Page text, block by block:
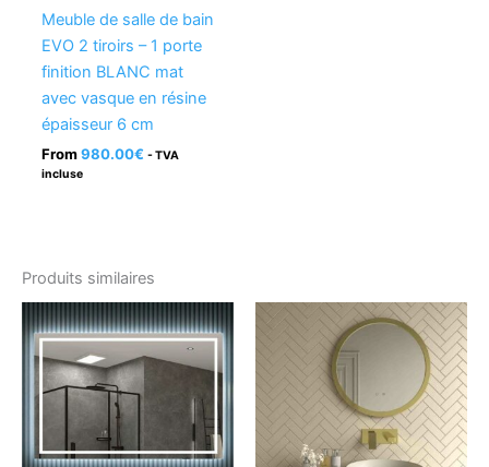
Meuble de salle de bain
EVO 2 tiroirs – 1 porte
finition BLANC mat
avec vasque en résine
épaisseur 6 cm
From 980.00€ - TVA
incluse
Produits similaires